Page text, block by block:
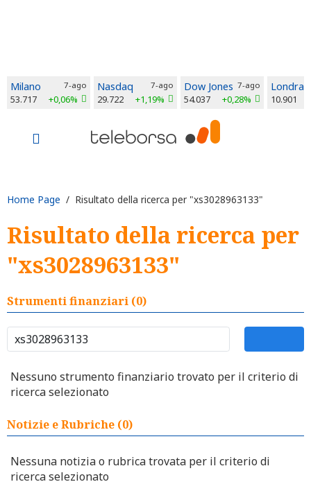
Milano 7-ago
53.717 +0,06%
Nasdaq 7-ago
29.722 +1,19%
Dow Jones 7-ago
54.037 +0,28%
Londra
10.901
Home Page / Risultato della ricerca per "xs3028963133"
Risultato della ricerca per
"xs3028963133"
Strumenti finanziari (0)
Nessuno strumento finanziario trovato per il criterio di
ricerca selezionato
Notizie e Rubriche (0)
Nessuna notizia o rubrica trovata per il criterio di
ricerca selezionato